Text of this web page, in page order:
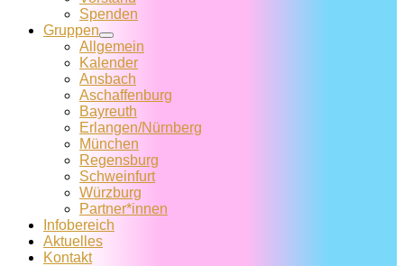
Spenden
Gruppen
Allgemein
Kalender
Ansbach
Aschaffenburg
Bayreuth
Erlangen/Nürnberg
München
Regensburg
Schweinfurt
Würzburg
Partner*innen
Infobereich
Aktuelles
Kontakt